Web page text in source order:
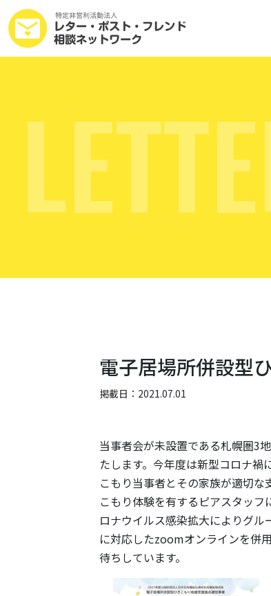
LETTE
電子居場所併設型
掲載日：2021.07.01
当事者会が未設置である札幌圏3
たします。今年度は新型コロナ
こもり当事者とその家族が適切
こもり体験を有するピアスタッ
ロナウイルス感染拡大によりグ
に対応したzoomオンラインを併
待ちしています。